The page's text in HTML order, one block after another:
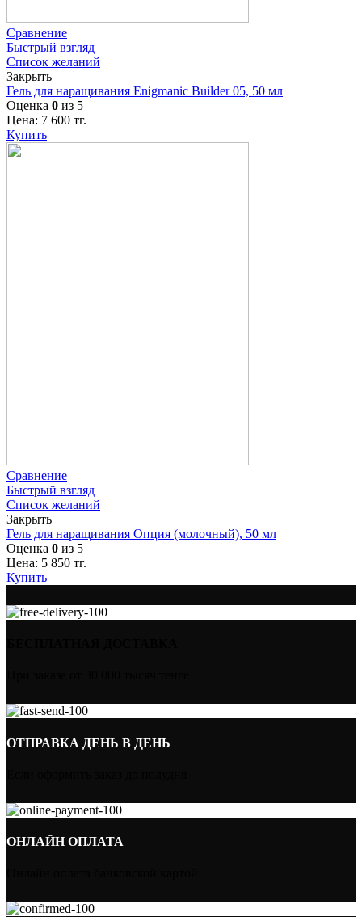
Сравнение
Быстрый взгляд
Список желаний
Закрыть
Гель для наращивания Enigmanic Builder 05, 50 мл
Оценка 0 из 5
Цена: 7 600 тг.
Купить
Сравнение
Быстрый взгляд
Список желаний
Закрыть
Гель для наращивания Опция (молочный), 50 мл
Оценка 0 из 5
Цена: 5 850 тг.
Купить
ОТПРАВКА ДЕНЬ В ДЕНЬ
ОНЛАЙН ОПЛАТА